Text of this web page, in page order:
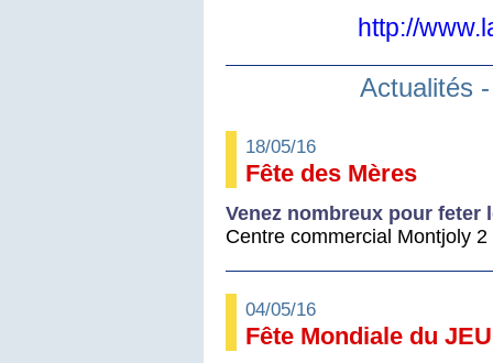
http://
Actualités
18/05/16
Fête des Mères
Venez nombreux pour feter
Centre commercial Montjoly
04/05/16
Fête Mondiale du